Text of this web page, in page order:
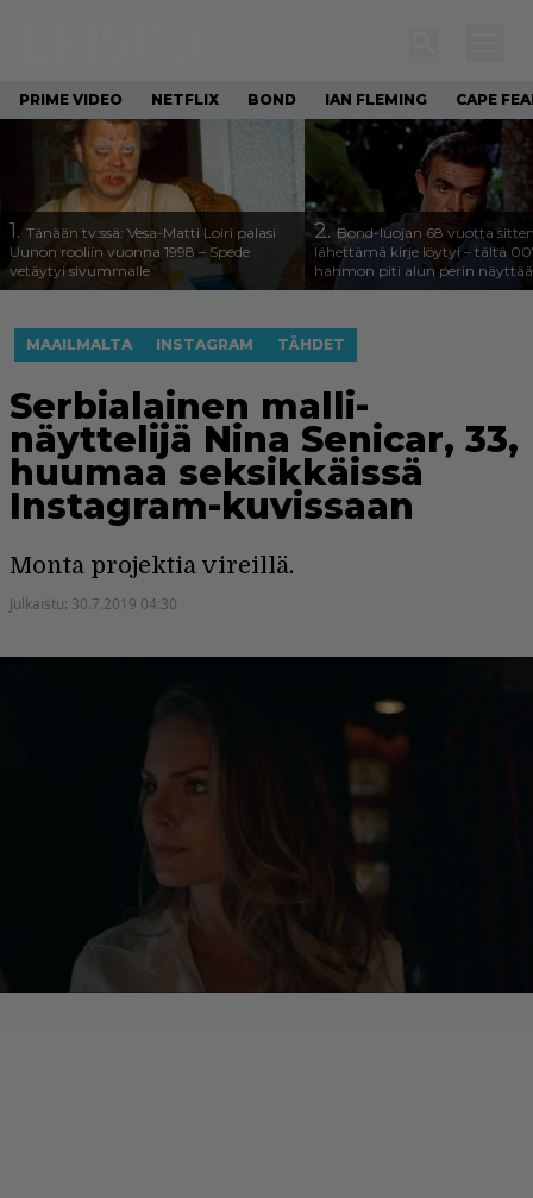
PRIME VIDEO NETFLIX BOND IAN FLEMING CAPE
1. Tänään tv:ssä: Vesa-Matti Loiri palasi
Uunon rooliin vuonna 1998 – Spede
vetäytyi sivummalle
2.Bond-luojan 68 vuotta
lähettämä kirje löytyi – tältä
hahmon piti alun perin näyttää
MAAILMALTA INSTAGRAM TÄHDET
Serbialainen malli-
näyttelijä Nina Senicar, 33,
huumaa seksikkäissä
Instagram-kuvissaan
Monta projektia vireillä.
Julkaistu: 30.7.2019 04:30